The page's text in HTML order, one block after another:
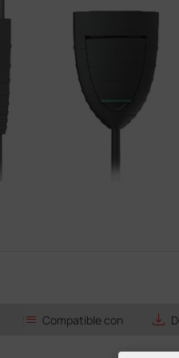
list Compatible con save_alt